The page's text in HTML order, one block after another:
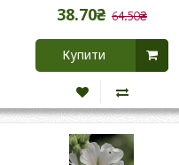
38.70₴ 64.50₴
Купити